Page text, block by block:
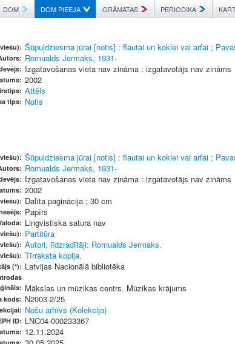
DOM DOM PIEEJA GRĀMATAS PERIODIKA
Šūpuļdziesma jūrai [notis] : flautai un koklei vai arfai ;
Romualds Jermaks, 1931-
Izgatavošanas vieta nav zināma : izgatavotājs nav zināms
2002
Attēls
tips: Notis
Šūpuļdziesma jūrai [notis] : flautai un koklei vai arfai ;
Romualds Jermaks, 1931-
Izgatavošanas vieta nav zināma : izgatavotājs nav zināms
2002
Dalīta paginācija ; 30 cm
Papīrs
Lingvistiska satura nav
Partitūra
Autori, līdzradītāji: Romualds Jermaks.
Tīrraksta kopija.
(*): Latvijas Nacionālā bibliotēka
Mākslas un mūzikas centrs. Mūzikas krājums
kods: N2003-2/25
Nošu arhīvs (Kolekcija)
ID: LNC04-000233367
12.11.2024